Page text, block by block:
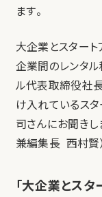
ます。
大企業とスタート
企業間のレンタル
ル代表取締役社
け入れているスタ
司さんにお聞きし
兼編集長 西村賢）
「大企業とス